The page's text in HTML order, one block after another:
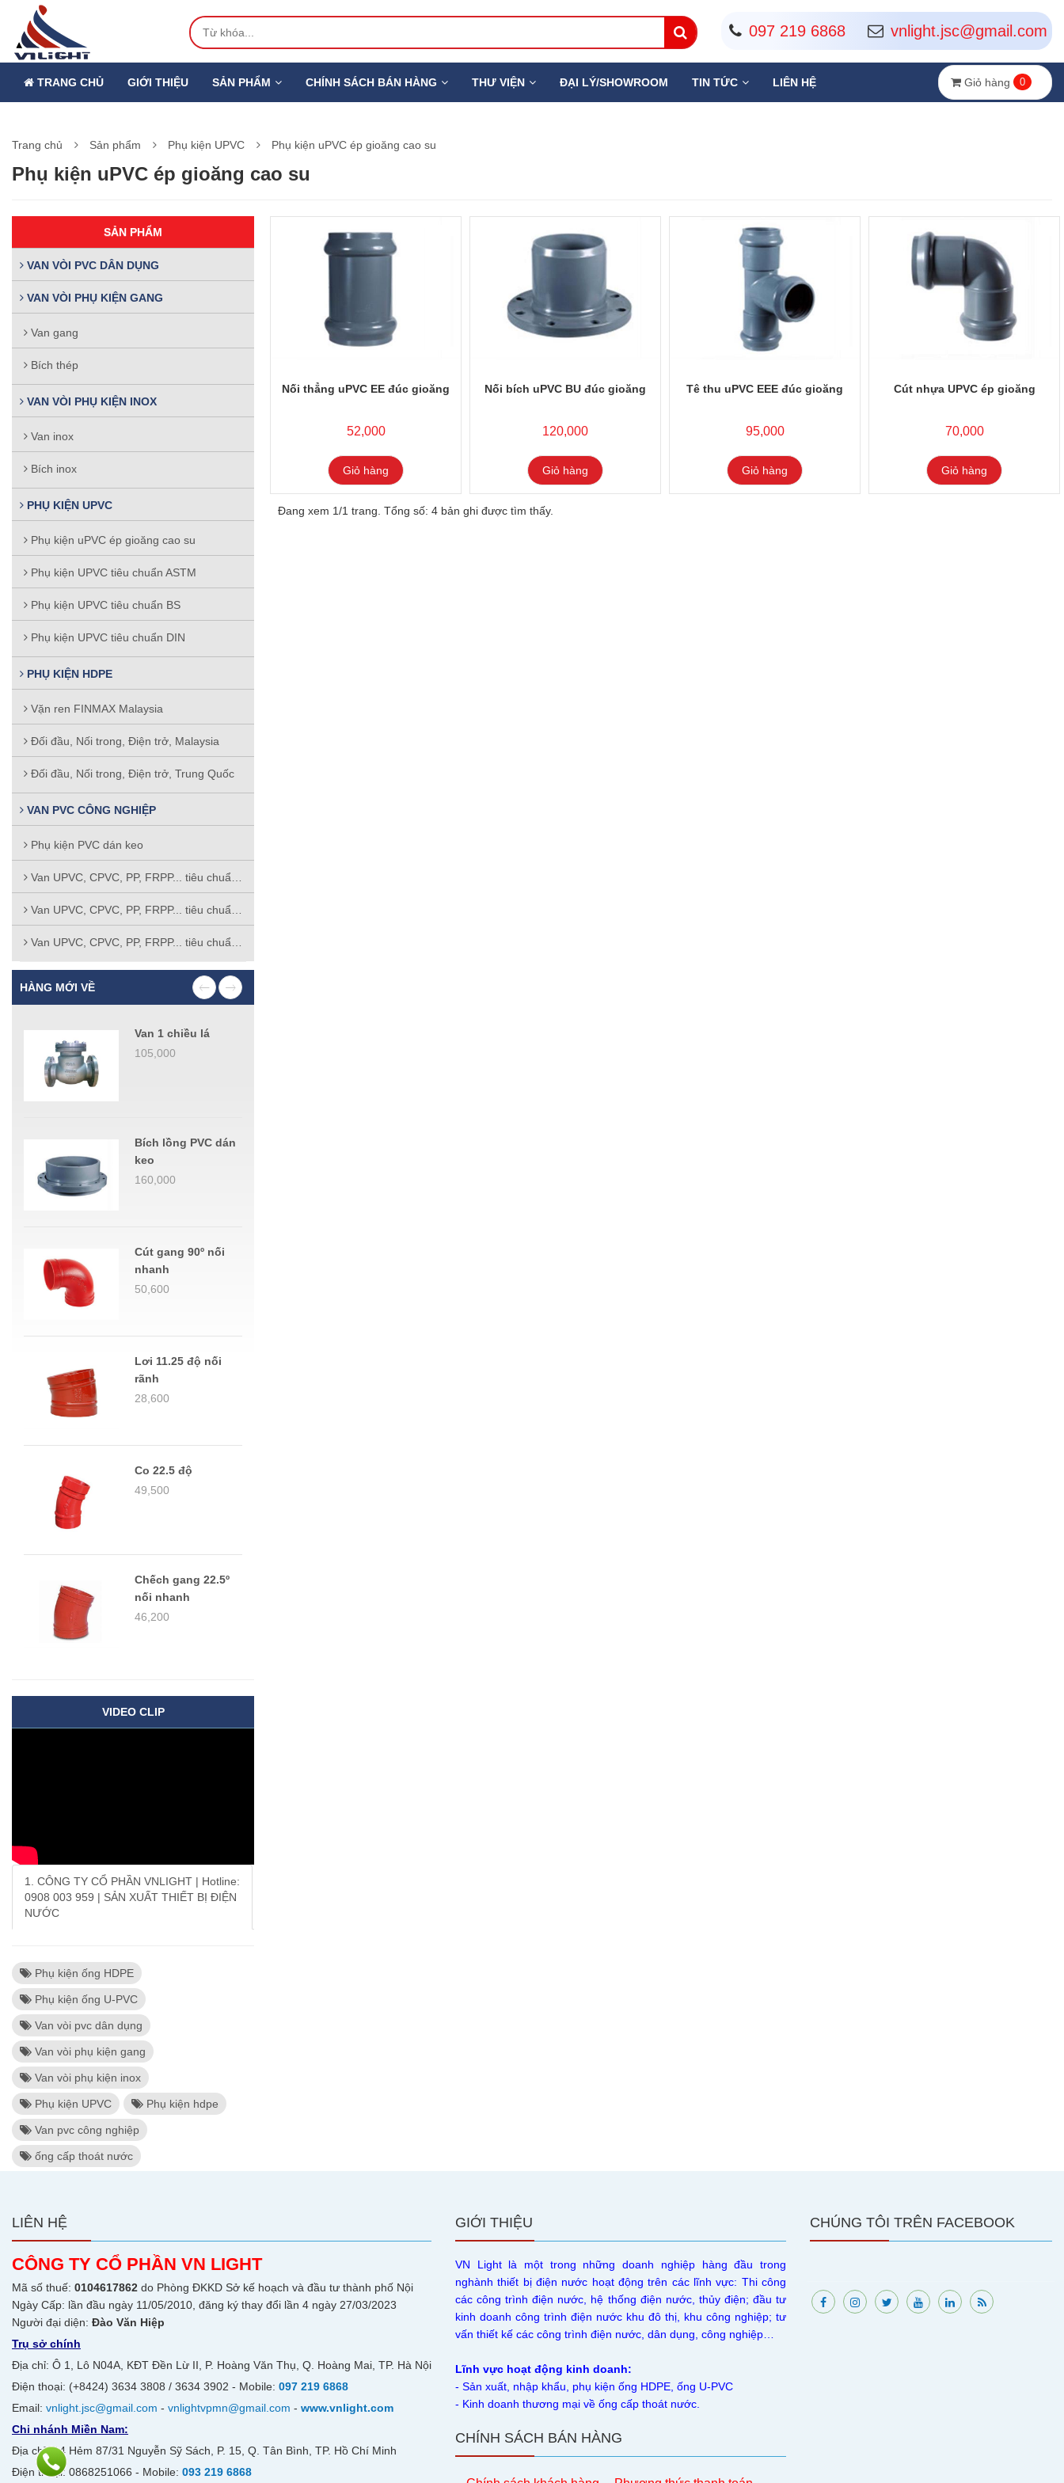
097 219 6868 vnlight.jsc@gmail.com
TRANG CHỦ GIỚI THIỆU SẢN PHẨM CHÍNH SÁCH BÁN HÀNG THƯ VIỆN ĐẠI LÝ/SHOWROOM TIN TỨC LIÊN HỆ Giỏ hàng 0
Trang chủ Sản phẩm Phụ kiện UPVC Phụ kiện uPVC ép gioăng cao su
Phụ kiện uPVC ép gioăng cao su
SẢN PHẨM
VAN VÒI PVC DÂN DỤNG
VAN VÒI PHỤ KIỆN GANG
Van gang
Bích thép
VAN VÒI PHỤ KIỆN INOX
Van inox
Bích inox
PHỤ KIỆN UPVC
Phụ kiện uPVC ép gioăng cao su
Phụ kiện UPVC tiêu chuẩn ASTM
Phụ kiện UPVC tiêu chuẩn BS
Phụ kiện UPVC tiêu chuẩn DIN
PHỤ KIỆN HDPE
Vặn ren FINMAX Malaysia
Đối đầu, Nối trong, Điện trở, Malaysia
Đối đầu, Nối trong, Điện trở, Trung Quốc
VAN PVC CÔNG NGHIỆP
Phụ kiện PVC dán keo
Van UPVC, CPVC, PP, FRPP... tiêu chuẩn ASTM
Van UPVC, CPVC, PP, FRPP... tiêu chuẩn BS
Van UPVC, CPVC, PP, FRPP... tiêu chuẩn DIN
HÀNG MỚI VỀ
Van 1 chiều lá
105,000
Bích lồng PVC dán
keo
160,000
Cút gang 90º nối
nhanh
50,600
Lơi 11.25 độ nối
rãnh
28,600
Co 22.5 độ
49,500
Chếch gang 22.5º
nối nhanh
46,200
VIDEO CLIP
1. CÔNG TY CỔ PHẦN VNLIGHT | Hotline:
0908 003 959 | SẢN XUẤT THIẾT BỊ ĐIỆN
NƯỚC
Phụ kiện ống HDPE
Phụ kiện ống U-PVC
Van vòi pvc dân dụng
Van vòi phụ kiện gang
Van vòi phụ kiện inox
Phụ kiện UPVC Phụ kiện hdpe
Van pvc công nghiệp
ống cấp thoát nước
Nối thẳng uPVC EE đúc gioăng
52,000
Giỏ hàng
Nối bích uPVC BU đúc gioăng
120,000
Giỏ hàng
Tê thu uPVC EEE đúc gioăng
95,000
Giỏ hàng
Cút nhựa UPVC ép gioăng
70,000
Giỏ hàng
Đang xem 1/1 trang. Tổng số: 4 bản ghi được tìm thấy.
LIÊN HỆ
CÔNG TY CỔ PHẦN VN LIGHT
Mã số thuế: 0104617862 do Phòng ĐKKD Sở kế hoạch và đầu tư thành phố Nội
Ngày Cấp: lần đầu ngày 11/05/2010, đăng ký thay đổi lần 4 ngày 27/03/2023
Người đại diện: Đào Văn Hiệp
Trụ sở chính
Địa chỉ: Ô 1, Lô N04A, KĐT Đền Lừ II, P. Hoàng Văn Thụ, Q. Hoàng Mai, TP. Hà Nội
Điện thoại: (+8424) 3634 3808 / 3634 3902 - Mobile: 097 219 6868
Email: vnlight.jsc@gmail.com - vnlightvpmn@gmail.com - www.vnlight.com
Chi nhánh Miền Nam:
Địa chỉ: A4 Hẻm 87/31 Nguyễn Sỹ Sách, P. 15, Q. Tân Bình, TP. Hồ Chí Minh
Điện thoại: 0868251066 - Mobile: 093 219 6868
GIỚI THIỆU
VN Light là một trong những doanh nghiệp hàng đầu trong
nghành thiết bị điện nước hoạt động trên các lĩnh vực: Thi công
các công trình điện nước, hệ thống điện nước, thủy điện; đầu tư
kinh doanh công trình điện nước khu đô thị, khu công nghiệp; tư
vấn thiết kế các công trình điện nước, dân dụng, công nghiệp…
Lĩnh vực hoạt động kinh doanh:
- Sản xuất, nhập khẩu, phụ kiện ống HDPE, ống U-PVC
- Kinh doanh thương mại về ống cấp thoát nước.
CHÍNH SÁCH BÁN HÀNG
CHÚNG TÔI TRÊN FACEBOOK